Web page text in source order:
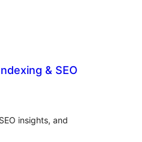
& SEO
insights, and